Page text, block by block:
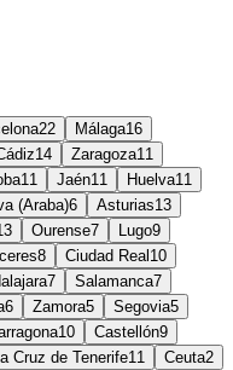
22 Málaga16
14 Zaragoza11
11 Jaén11 Huelva11
(Araba)6 Asturias13
Ourense7 Lugo9
8 Ciudad Real 10
7 Salamanca7
6 Zamora5 Segovia5
10 Castellón9
Cruz de Tenerife11 Ceuta2